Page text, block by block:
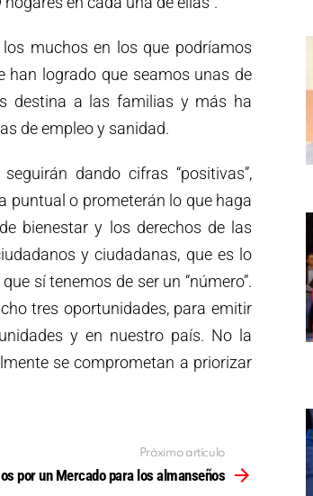
muchos en los que podríamos
han logrado que seamos unas de
destina a las familias y más ha
de empleo y sanidad.
dando cifras “positivas”,
puntual o prometerán lo que haga
bienestar y los derechos de las
y ciudadanas, que es lo
sí tenemos de ser un “número”.
tres oportunidades, para emitir
y en nuestro país. No la
se comprometan a priorizar
Próximo artículo
por un Mercado para los almanseños